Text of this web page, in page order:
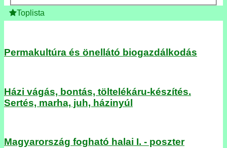
Toplista
Permakultúra és önellátó biogazdálkodás
Házi vágás, bontás, töltelékáru-készítés.
Sertés, marha, juh, házinyúl
Magyarország fogható halai I. - poszter